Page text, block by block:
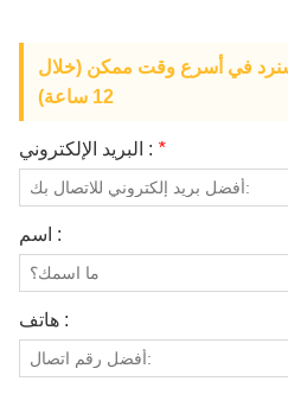
في أسرع وقت ممكن (خلال
12 ساعة)
البريد الإلكتروني : *
اسم :
هاتف :